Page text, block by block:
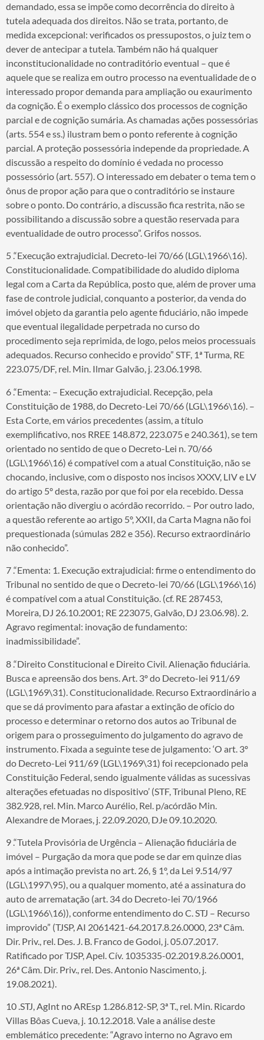
demandado, essa se impõe como decorrência do direito à
tutela adequada dos direitos. Não se trata, portanto, de
medida excepcional: verificados os pressupostos, o juiz tem o
dever de antecipar a tutela. Também não há qualquer
inconstitucionalidade no contraditório eventual – que é
aquele que se realiza em outro processo na eventualidade de o
interessado propor demanda para ampliação ou exaurimento
da cognição. É o exemplo clássico dos processos de cognição
parcial e de cognição sumária. As chamadas ações possessórias
(arts. 554 e ss.) ilustram bem o ponto referente à cognição
parcial. A proteção possessória independe da propriedade. A
discussão a respeito do domínio é vedada no processo
possessório (art. 557). O interessado em debater o tema tem o
ônus de propor ação para que o contraditório se instaure
sobre o ponto. Do contrário, a discussão fica restrita, não se
possibilitando a discussão sobre a questão reservada para
eventualidade de outro processo”. Grifos nossos.
5 .“Execução extrajudicial. Decreto-lei 70/66 (LGL\1966\16).
Constitucionalidade. Compatibilidade do aludido diploma
legal com a Carta da República, posto que, além de prover uma
fase de controle judicial, conquanto a posterior, da venda do
imóvel objeto da garantia pelo agente fiduciário, não impede
que eventual ilegalidade perpetrada no curso do
procedimento seja reprimida, de logo, pelos meios processuais
adequados. Recurso conhecido e provido” STF, 1ª Turma, RE
223.075/DF, rel. Min. Ilmar Galvão, j. 23.06.1998.
6 .“Ementa: – Execução extrajudicial. Recepção, pela
Constituição de 1988, do Decreto-Lei 70/66 (LGL\1966\16). –
Esta Corte, em vários precedentes (assim, a título
exemplificativo, nos RREE 148.872, 223.075 e 240.361), se tem
orientado no sentido de que o Decreto-Lei n. 70/66
(LGL\1966\16) é compatível com a atual Constituição, não se
chocando, inclusive, com o disposto nos incisos XXXV, LIV e LV
do artigo 5º desta, razão por que foi por ela recebido. Dessa
orientação não divergiu o acórdão recorrido. – Por outro lado,
a questão referente ao artigo 5º, XXII, da Carta Magna não foi
prequestionada (súmulas 282 e 356). Recurso extraordinário
não conhecido”.
7 .“Ementa: 1. Execução extrajudicial: firme o entendimento do
Tribunal no sentido de que o Decreto-lei 70/66 (LGL\1966\16)
é compatível com a atual Constituição. (cf. RE 287453,
Moreira, DJ 26.10.2001; RE 223075, Galvão, DJ 23.06.98). 2.
Agravo regimental: inovação de fundamento:
inadmissibilidade”.
8 .“Direito Constitucional e Direito Civil. Alienação fiduciária.
Busca e apreensão dos bens. Art. 3º do Decreto-lei 911/69
(LGL\1969\31). Constitucionalidade. Recurso Extraordinário a
que se dá provimento para afastar a extinção de ofício do
processo e determinar o retorno dos autos ao Tribunal de
origem para o prosseguimento do julgamento do agravo de
instrumento. Fixada a seguinte tese de julgamento: ‘O art. 3º
do Decreto-Lei 911/69 (LGL\1969\31) foi recepcionado pela
Constituição Federal, sendo igualmente válidas as sucessivas
alterações efetuadas no dispositivo’ (STF, Tribunal Pleno, RE
382.928, rel. Min. Marco Aurélio, Rel. p/acórdão Min.
Alexandre de Moraes, j. 22.09.2020, DJe 09.10.2020.
9 .“Tutela Provisória de Urgência – Alienação fiduciária de
imóvel – Purgação da mora que pode se dar em quinze dias
após a intimação prevista no art. 26, § 1º, da Lei 9.514/97
(LGL\1997\95), ou a qualquer momento, até a assinatura do
auto de arrematação (art. 34 do Decreto-lei 70/1966
(LGL\1966\16)), conforme entendimento do C. STJ – Recurso
improvido” (TJSP, AI 2061421-64.2017.8.26.0000, 23ª Câm.
Dir. Priv., rel. Des. J. B. Franco de Godoi, j. 05.07.2017.
Ratificado por TJSP, Apel. Cív. 1035335-02.2019.8.26.0001,
26ª Câm. Dir. Priv., rel. Des. Antonio Nascimento, j.
19.08.2021).
10 .STJ, AgInt no AREsp 1.286.812-SP, 3ª T., rel. Min. Ricardo
Villas Bôas Cueva, j. 10.12.2018. Vale a análise deste
emblemático precedente: “Agravo interno no Agravo em